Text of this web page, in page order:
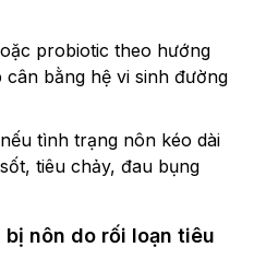
probiotic theo hướng
cân bằng hệ vi sinh đường
tình trạng nôn kéo dài
tiêu chảy, đau bụng
nôn do rối loạn tiêu